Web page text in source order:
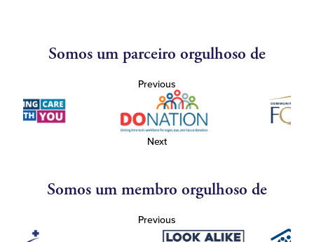
Somos um parceiro orgulhoso de
Previous
Next
Somos um membro orgulhoso de
Previous